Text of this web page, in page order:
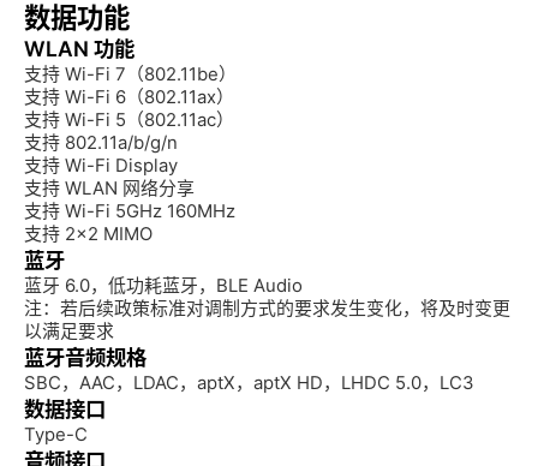
数据功能
WLAN 功能
支持 Wi-Fi 7（802.11be）
支持 Wi-Fi 6（802.11ax）
支持 Wi-Fi 5（802.11ac）
支持 802.11a/b/g/n
支持 Wi-Fi Display
支持 WLAN 网络分享
支持 Wi-Fi 5GHz 160MHz
支持 2×2 MIMO
蓝牙
蓝牙 6.0，低功耗蓝牙，BLE Audio
注：若后续政策标准对调制方式的要求发生变化，将及时变更
以满足要求
蓝牙音频规格
SBC，AAC，LDAC，aptX，aptX HD，LHDC 5.0，LC3
数据接口
Type-C
音频接口